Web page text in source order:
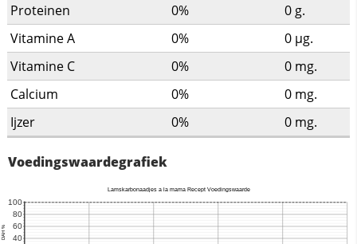
Proteinen 0% 0 g.
Vitamine A
0% 0 µg.
Vitamine C
0% 0 mg.
Calcium
0% 0 mg.
Ijzer
0% 0 mg.
Voedingswaardegrafiek